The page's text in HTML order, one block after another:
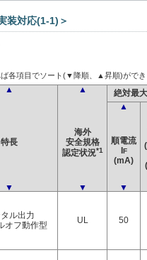
装対応(1-1)＞
各項目でソート(▼降順、▲昇順)がで
▲ ▲ 絶対最
特長
海外
安全規格
認定状況*1
▲
順電流
IF
(mA)
▼ ▼ ▼
ル出力
オフ動作型
UL 50